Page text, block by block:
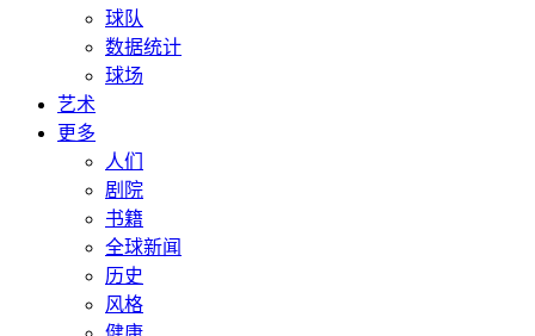
球队
数据统计
球场
艺术
更多
人们
剧院
书籍
全球新闻
历史
风格